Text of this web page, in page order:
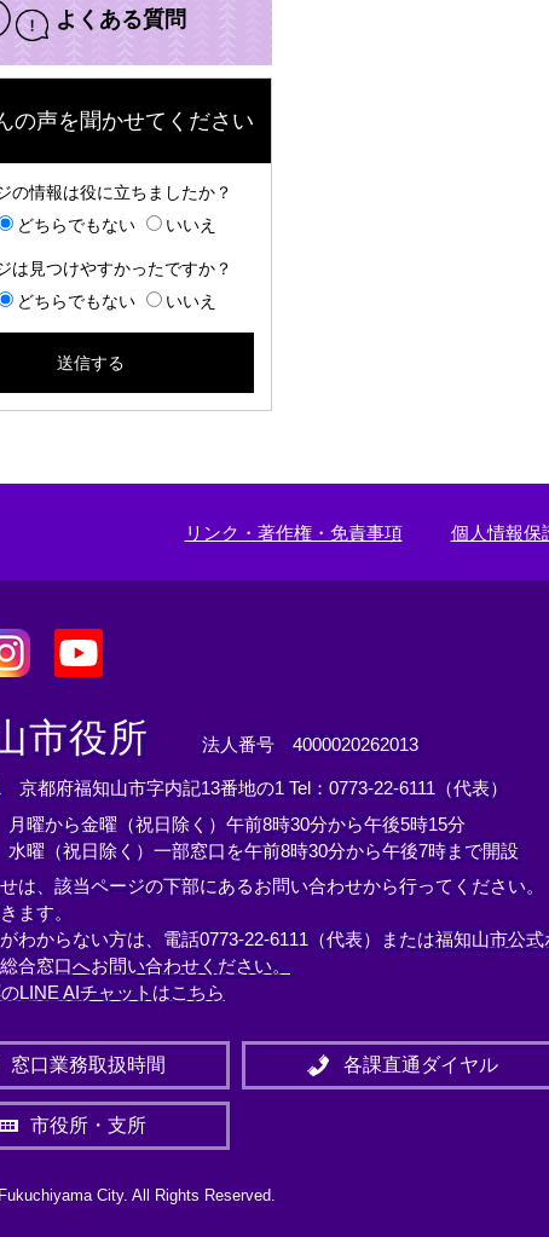
よくある質問
の声を聞かせてください
の情報は役に立ちましたか？
どちらでもない いいえ
は見つけやすかったですか？
どちらでもない いいえ
リンク・著作権・免責事項 個人情報保
外
部
リ
ン
ク
＞
市役所 法人番号 4000020262013
京都府福知山市字内記13番地の1 Tel：0773-22-6111（代表）
月曜から金曜（祝日除く）午前8時30分から午後5時15分
水曜（祝日除く）一部窓口を午前8時30分から午後7時まで開設
は、該当ページの下部にあるお問い合わせから行ってください。
ます。
わからない方は、電話0773-22-6111（代表）または福知山市公式
合窓口へお問い合わせください。
LINE AIチャットはこちら
窓口業務取扱時間 各課直通ダイヤル
市役所・支所
City. All Rights Reserved.